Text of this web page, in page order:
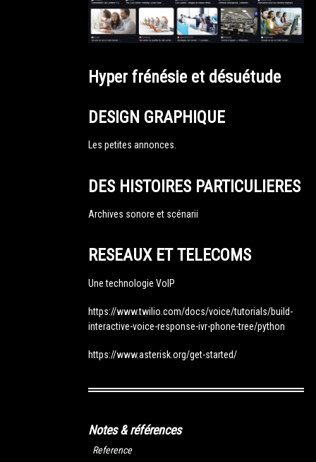
Hyper frénésie et désuétude
DESIGN GRAPHIQUE
Les petites annonces.
DES HISTOIRES PARTICULIERES
Archives sonore et scénarii
RESEAUX ET TELECOMS
Une technologie VoIP
https://www.twilio.com/docs/voice/tutorials/build-
interactive-voice-response-ivr-phone-tree/python
https://www.asterisk.org/get-started/
Notes & références
Reference